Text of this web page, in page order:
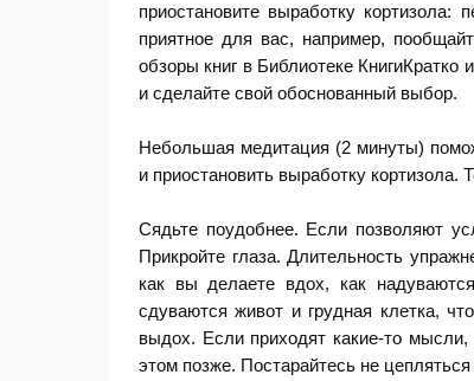
приостановите выработку кортизола:
приятное для вас, например,
обзоры книг в Библиотеке КнигиКратко
и сделайте свой обоснованный выбор.
Небольшая медитация (2 минуты)
и приостановить выработку кортизола.
Сядьте поудобнее. Если позволяют
Прикройте глаза. Длительность
как вы делаете вдох, как
сдуваются живот и грудная клетка,
выдох. Если приходят какие-то
этом позже. Постарайтесь не